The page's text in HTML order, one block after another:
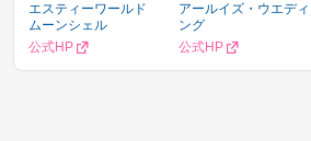
エスティーワールド
ムーンシェル
公式HP
アールイズ・ウエディ
ング
公式HP